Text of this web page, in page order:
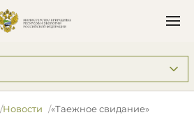
Новости ​«Таежное свидание»